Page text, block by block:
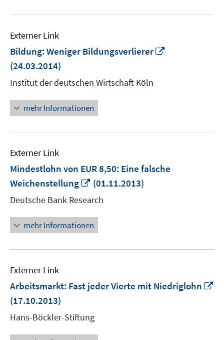
Externer Link
Bildung: Weniger Bildungsverlierer
(24.03.2014)
Institut der deutschen Wirtschaft Köln
mehr Informationen
Externer Link
Mindestlohn von EUR 8,50: Eine falsche
Weichenstellung
In
neuem
Fenster
öffnen
(01.11.2013)
Deutsche Bank Research
mehr Informationen
Externer Link
Arbeitsmarkt: Fast jeder Vierte mit Niedriglohn
(17.10.2013)
Hans-Böckler-Stiftung